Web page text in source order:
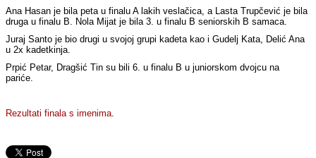
Ana Hasan je bila peta u finalu A lakih veslačica, a Lasta Trupčević je bila
druga u finalu B. Nola Mijat je bila 3. u finalu B seniorskih B samaca.
Juraj Santo je bio drugi u svojoj grupi kadeta kao i Gudelj Kata, Delić Ana
u 2x kadetkinja.
Prpić Petar, Dragšić Tin su bili 6. u finalu B u juniorskom dvojcu na
pariće.
Rezultati finala s imenima.